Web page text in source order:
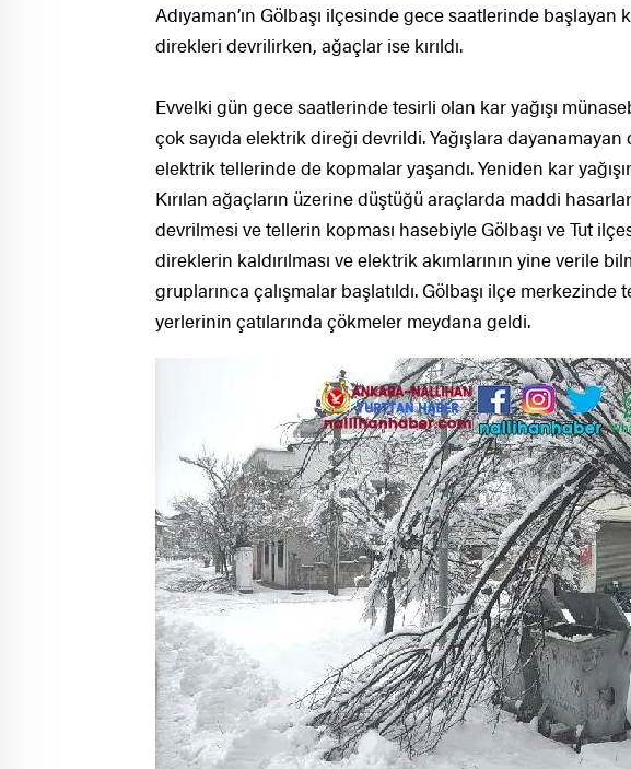
Adıyaman’ın Gölbaşı ilçesinde gece saatlerinde başlayan
direkleri devrilirken, ağaçlar ise kırıldı.
Evvelki gün gece saatlerinde tesirli olan kar yağışı
çok sayıda elektrik direği devrildi. Yağışlara
elektrik tellerinde de kopmalar yaşandı. Yeniden kar
Kırılan ağaçların üzerine düştüğü araçlarda maddi
devrilmesi ve tellerin kopması hasebiyle Gölbaşı ve Tut
direklerin kaldırılması ve elektrik akımlarının yine verile
gruplarınca çalışmalar başlatıldı. Gölbaşı ilçe
yerlerinin çatılarında çökmeler meydana geldi.